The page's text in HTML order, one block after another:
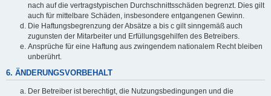
nach auf die vertragstypischen Durchschnittsschäden begrenzt. Dies gilt
auch für mittelbare Schäden, insbesondere entgangenen Gewinn.
Die Haftungsbegrenzung der Absätze a bis c gilt sinngemäß auch
zugunsten der Mitarbeiter und Erfüllungsgehilfen des Betreibers.
Ansprüche für eine Haftung aus zwingendem nationalem Recht bleiben
unberührt.
6. ÄNDERUNGSVORBEHALT
Der Betreiber ist berechtigt, die Nutzungsbedingungen und die